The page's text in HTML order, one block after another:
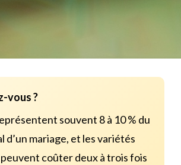
vous ?
souvent 8 à 10 % du
d’un mariage, et les variétés
coûter deux à trois fois